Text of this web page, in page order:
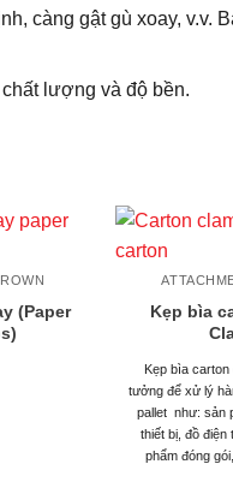
càng gật gù xoay, v.v.
lượng và độ bền.
(Paper
Kẹp bìa
Kẹp bìa
tưởng để xử lý
pallet như: sản
thiết bị, đồ
phẩm đóng